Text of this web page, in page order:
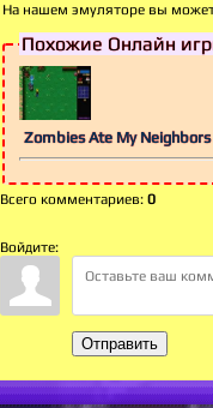
На нашем эмуляторе вы
Похожие Онлайн
Zombies Ate My
Всего комментариев: 0
Войдите:
Отправить